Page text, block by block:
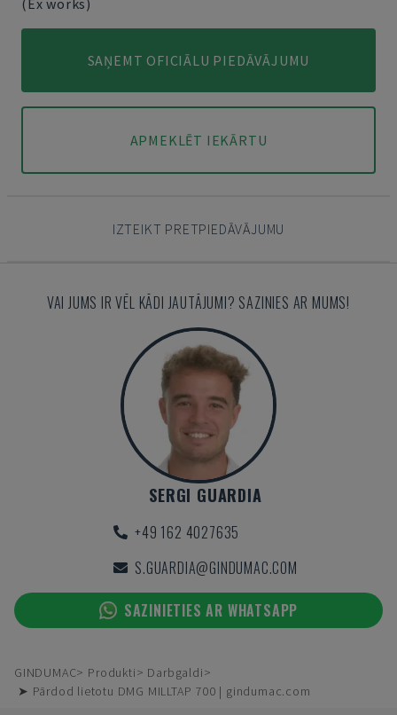
(Ex works)
SAŅEMT OFICIĀLU PIEDĀVĀJUMU
APMEKLĒT IEKĀRTU
IZTEIKT PRETPIEDĀVĀJUMU
VAI JUMS IR VĒL KĀDI JAUTĀJUMI? SAZINIES AR MUMS!
SERGI GUARDIA
+49 162 4027635
S.GUARDIA@GINDUMAC.COM
SAZINIETIES AR WHATSAPP
GINDUMAC Produkti
Darbgaldi
➤ Pārdod lietotu DMG MILLTAP 700 | gindumac.com